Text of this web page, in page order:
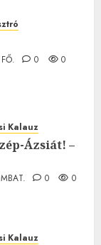
0 0
Kalauz
Ázsiát! –
0 0
Kalauz